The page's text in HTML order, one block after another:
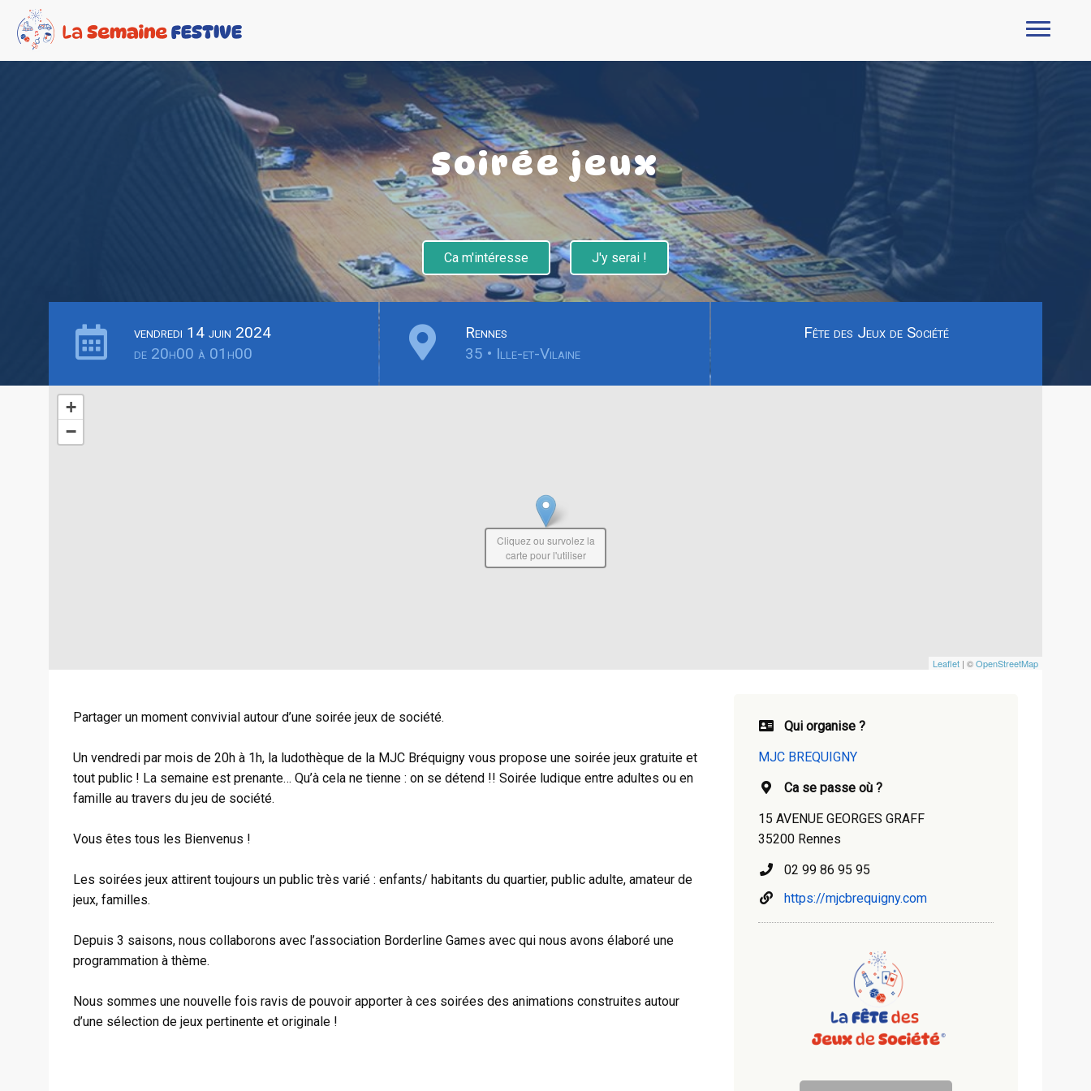
Soirée jeux
Ca m'intéresse J'y serai !
vendredi 14 juin 2024
de 20h00 à 01h00
Rennes
35 • Ille-et-Vilaine
Fête des Jeux de Société
+
−
Leaflet | ©OpenStreetMap
Cliquez ou survolez la
carte pour l'utiliser
Partager un moment convivial autour d’une soirée jeux de société.
Un vendredi par mois de 20h à 1h, la ludothèque de la MJC Bréquigny vous propose une soirée jeux gratuite et
tout public ! La semaine est prenante… Qu’à cela ne tienne : on se détend !! Soirée ludique entre adultes ou en
famille au travers du jeu de société.
Vous êtes tous les Bienvenus !
Les soirées jeux attirent toujours un public très varié : enfants/ habitants du quartier, public adulte, amateur de
jeux, familles.
Depuis 3 saisons, nous collaborons avec l’association Borderline Games avec qui nous avons élaboré une
programmation à thème.
Nous sommes une nouvelle fois ravis de pouvoir apporter à ces soirées des animations construites autour
d’une sélection de jeux pertinente et originale !
Qui organise ?
MJC BREQUIGNY
Ca se passe où ?
15 AVENUE GEORGES GRAFF
35200 Rennes
02 99 86 95 95
https://mjcbrequigny.com